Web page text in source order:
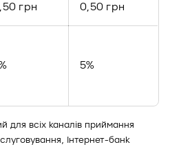
грн 0,50 грн
5%
для всіх каналів приймання
Інтернет-банк